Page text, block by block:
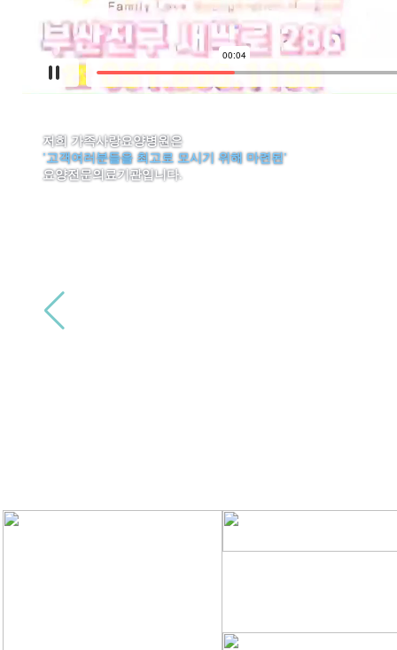
저희 가족사랑요양병원은
'고객여러분들을 최고로 모시기 위해 마련된'
요양전문의료기관입니다.